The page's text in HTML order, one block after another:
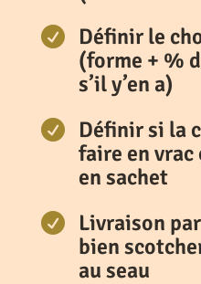

Définir le
(forme + %
s’il y’en a)

Définir si la
faire en
en sachet

Livraison
bien
au seau